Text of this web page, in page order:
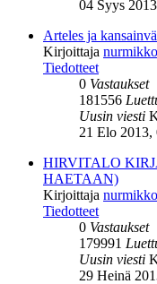
04 Syys
Arteles ja
Kirjoittaja nurmikko
Tiedotteet
0 Vastaukset
181556
Uusin viesti
21 Elo 2013,
HIRVITALO
HAETAAN)
Kirjoittaja nurmikko
Tiedotteet
0 Vastaukset
179991
Uusin viesti
29 Heinä